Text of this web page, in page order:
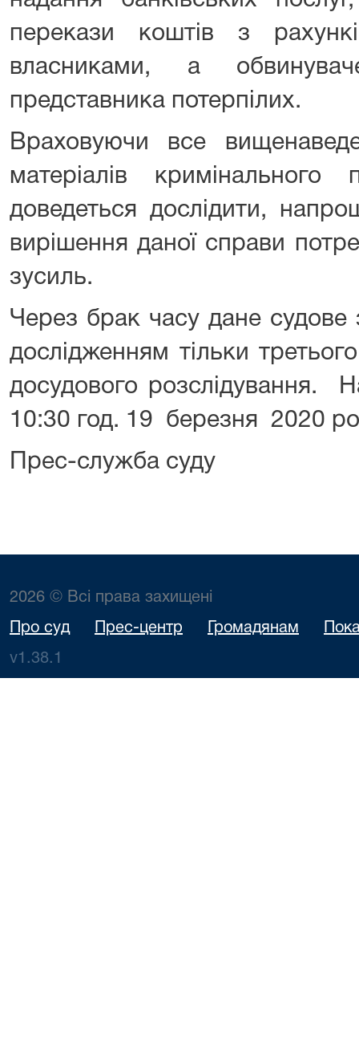
перекази коштів з
власниками, а
представника потерпілих.
Враховуючи все
матеріалів
доведеться дослідити,
вирішення даної справи
зусиль.
Через брак часу дане судове
дослідженням тільки
досудового розслідування.
10:30 год. 19 березня 2020
Прес-служба суду
2026 © Всі права захищені
Про суд Прес-центр Громадянам
v1.38.1